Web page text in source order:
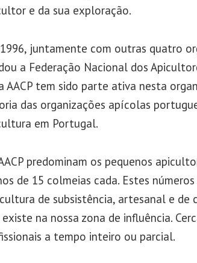
e da sua exploração.
juntamente com outras quatro
a Federação Nacional dos
AACP tem sido parte ativa nesta
das organizações apícolas
em Portugal.
predominam os pequenos
de 15 colmeias cada. Estes
de subsistência, artesanal e de
na nossa zona de influência.
a tempo inteiro ou parcial.